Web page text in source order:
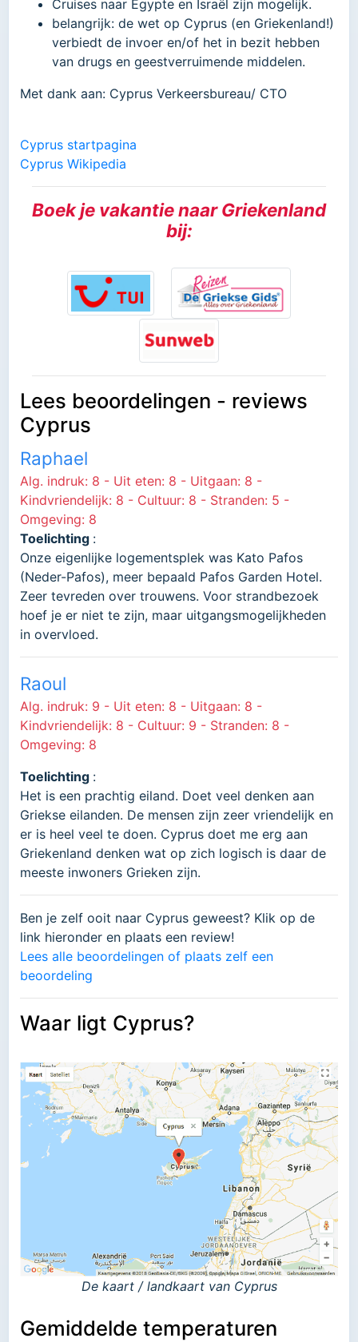
Cruises naar Egypte en Israël zijn mogelijk.
belangrijk: de wet op Cyprus (en Griekenland!)
verbiedt de invoer en/of het in bezit hebben
van drugs en geestverruimende middelen.
Met dank aan: Cyprus Verkeersbureau/ CTO
Cyprus startpagina
Cyprus Wikipedia
Boek je vakantie naar Griekenland
bij:
Lees beoordelingen - reviews
Cyprus
Raphael
Alg. indruk: 8 - Uit eten: 8 - Uitgaan: 8 -
Kindvriendelijk: 8 - Cultuur: 8 - Stranden: 5 -
Omgeving: 8
Toelichting :
Onze eigenlijke logementsplek was Kato Pafos
(Neder-Pafos), meer bepaald Pafos Garden Hotel.
Zeer tevreden over trouwens. Voor strandbezoek
hoef je er niet te zijn, maar uitgangsmogelijkheden
in overvloed.
Raoul
Alg. indruk: 9 - Uit eten: 8 - Uitgaan: 8 -
Kindvriendelijk: 8 - Cultuur: 9 - Stranden: 8 -
Omgeving: 8
Toelichting :
Het is een prachtig eiland. Doet veel denken aan
Griekse eilanden. De mensen zijn zeer vriendelijk en
er is heel veel te doen. Cyprus doet me erg aan
Griekenland denken wat op zich logisch is daar de
meeste inwoners Grieken zijn.
Ben je zelf ooit naar Cyprus geweest? Klik op de
link hieronder en plaats een review!
Lees alle beoordelingen of plaats zelf een
beoordeling
Waar ligt Cyprus?
De kaart / landkaart van Cyprus
Gemiddelde temperaturen